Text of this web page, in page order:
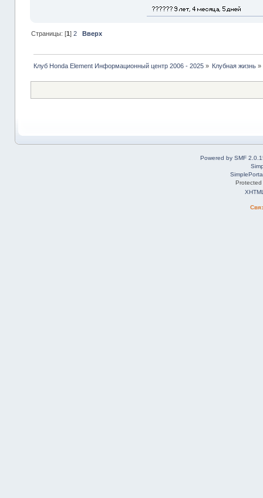
Страницы: [1] 2 Вверх
Клуб Honda Element Информационный центр 2006 - 2025» Клубная жизнь »
Powered by SMF